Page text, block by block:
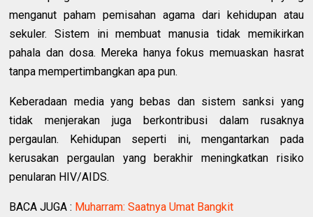
menganut paham pemisahan agama dari kehidupan atau
sekuler. Sistem ini membuat manusia tidak memikirkan
pahala dan dosa. Mereka hanya fokus memuaskan hasrat
tanpa mempertimbangkan apa pun.
Keberadaan media yang bebas dan sistem sanksi yang
tidak menjerakan juga berkontribusi dalam rusaknya
pergaulan. Kehidupan seperti ini, mengantarkan pada
kerusakan pergaulan yang berakhir meningkatkan risiko
penularan HIV/AIDS.
BACA JUGA : Muharram: Saatnya Umat Bangkit